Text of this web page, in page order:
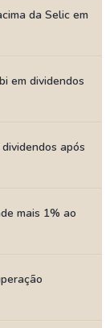
da Selic em
em dividendos
após
mais 1% ao